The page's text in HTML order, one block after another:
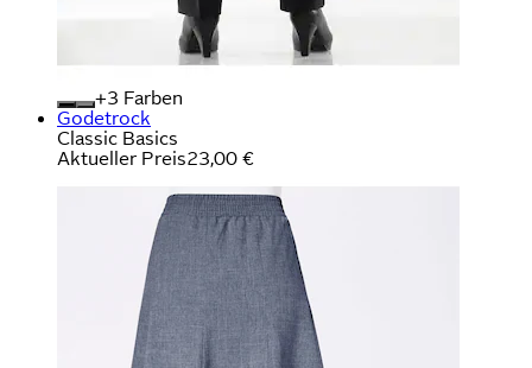
+
Farben
Godetrock
Classic Basics
Aktueller Preis23,00 €